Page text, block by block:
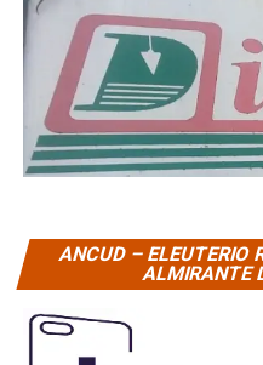
ANCUD – ELEUTERIO
ALMIRANTE